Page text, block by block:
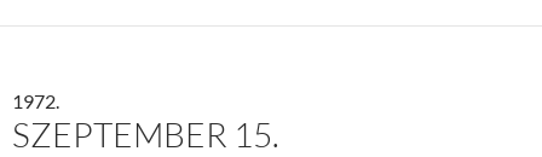
1972.
SZEPTEMBER 15.